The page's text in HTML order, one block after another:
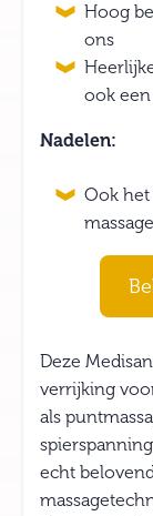
Hoog
ons
ook
Nadelen:
Ook het
Deze
verrijking
als
echt